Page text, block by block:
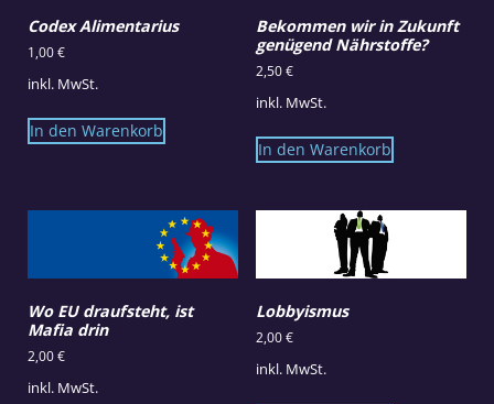
Codex Alimentarius
1,00€
inkl. MwSt.
In den Warenkorb
Bekommen wir in Zukunft
genügend Nährstoffe?
2,50€
inkl. MwSt.
In den Warenkorb
Wo EU draufsteht, ist
Mafia drin
2,00€
inkl. MwSt.
Lobbyismus
2,00€
inkl. MwSt.